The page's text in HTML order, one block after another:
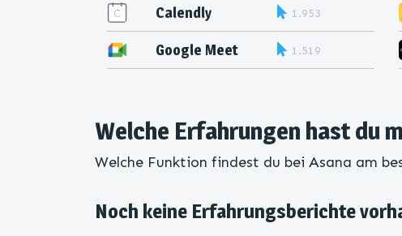
Calendly 1.953
Google Meet 1.519
Welche Erfahrungen hast du
Welche Funktion findest du bei Asana am
Noch keine Erfahrungsberichte